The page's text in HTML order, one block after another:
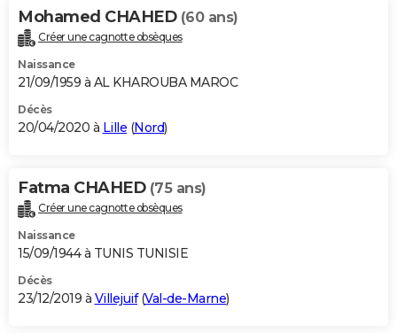
Mohamed CHAHED (60 ans)
Créer une cagnotte obsèques
Naissance
21/09/1959 à AL KHAROUBA MAROC
Décès
20/04/2020 à Lille (Nord)
Fatma CHAHED (75 ans)
Créer une cagnotte obsèques
Naissance
15/09/1944 à TUNIS TUNISIE
Décès
23/12/2019 à Villejuif(Val-de-Marne)